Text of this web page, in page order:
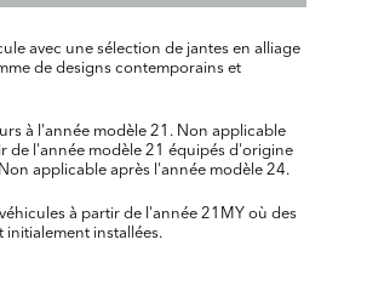
avec une sélection de jantes en alliage
de designs contemporains et
à l'année modèle 21. Non applicable
de l'année modèle 21 équipés d'origine
applicable après l'année modèle 24.
à partir de l'année 21MY où des
installées.